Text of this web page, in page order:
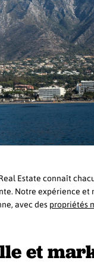
Estate connaît
Notre expérience
avec des propriétés
et